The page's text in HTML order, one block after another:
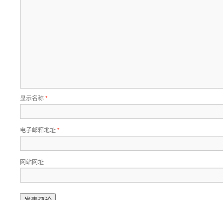
显示名称*
电子邮箱地址*
网站网址